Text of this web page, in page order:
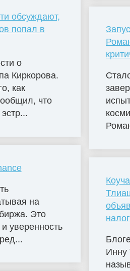
обсуждают,
попал в
о
Киркорова.
как
что
на
Это
уверенность
Инну